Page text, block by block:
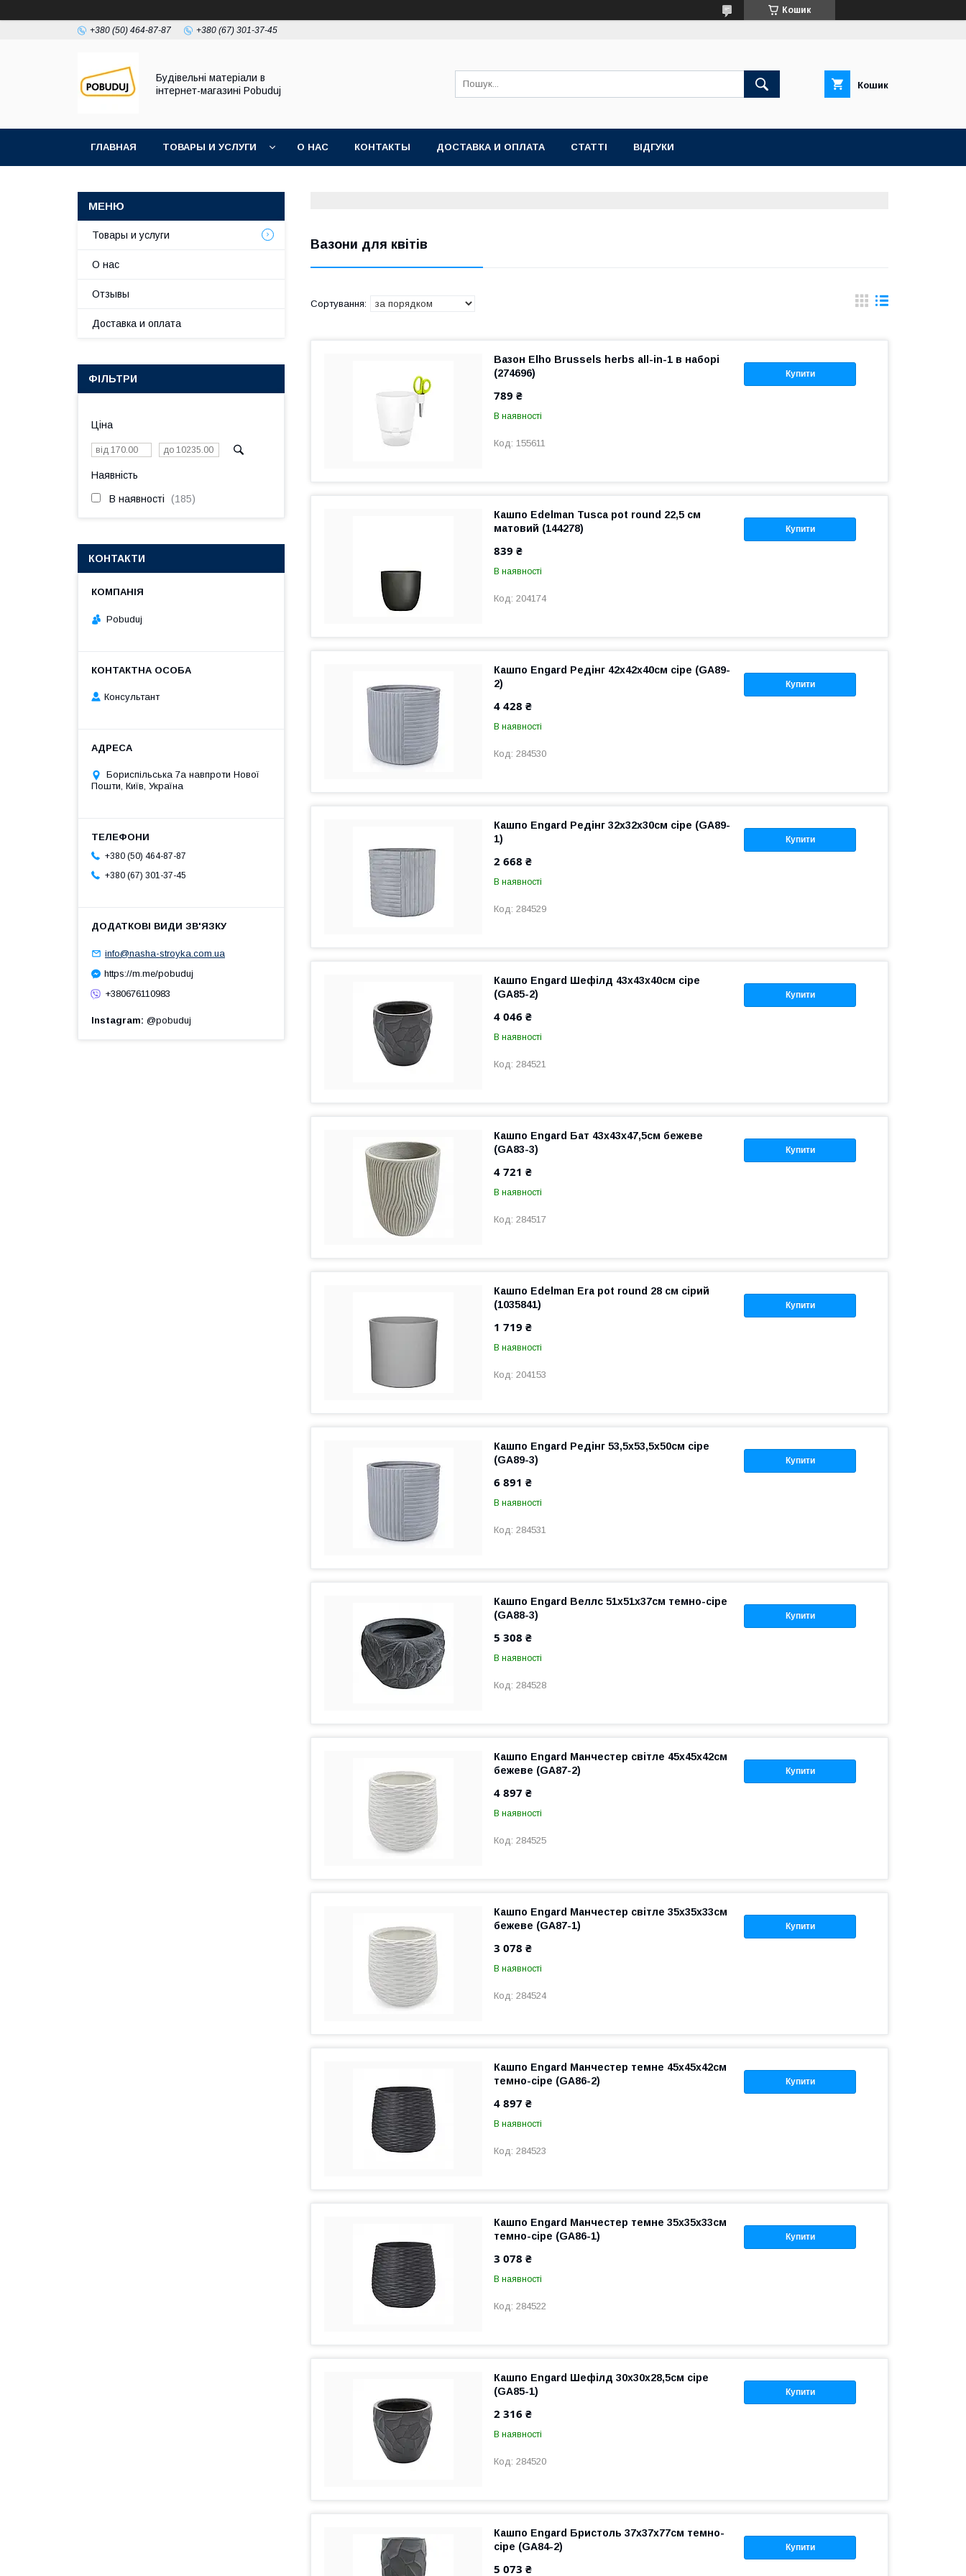
Кошик
+380 (50) 464-87-87 +380 (67) 301-37-45
Будівельні матеріали в
інтернет-магазині Pobuduj
Кошик
ГЛАВНАЯ ТОВАРЫ И УСЛУГИ О НАС КОНТАКТЫ ДОСТАВКА И ОПЛАТА СТАТТІ ВІДГУКИ
Вазони для квітів
Купити
Вазон Elho Brussels herbs all-in-1 в наборі
(274696)
789 ₴
В наявності
155611
Купити
Кашпо Edelman Tusca pot round 22,5 см
матовий (144278)
839 ₴
В наявності
204174
Купити
Кашпо Engard Редінг 42x42x40см сіре (GA89-
2)
4 428 ₴
В наявності
284530
Купити
Кашпо Engard Редінг 32x32x30см сіре (GA89-
1)
2 668 ₴
В наявності
284529
Купити
Кашпо Engard Шефілд 43x43x40см сіре
(GA85-2)
4 046 ₴
В наявності
284521
Купити
Кашпо Engard Бат 43x43x47,5см бежеве
(GA83-3)
4 721 ₴
В наявності
284517
Купити
Кашпо Edelman Era pot round 28 см сірий
(1035841)
1 719 ₴
В наявності
204153
Купити
Кашпо Engard Редінг 53,5x53,5x50см сіре
(GA89-3)
6 891 ₴
В наявності
284531
Купити
Кашпо Engard Веллс 51x51x37см темно-сіре
(GA88-3)
5 308 ₴
В наявності
284528
Купити
Кашпо Engard Манчестер світле 45x45x42см
бежеве (GA87-2)
4 897 ₴
В наявності
284525
Купити
Кашпо Engard Манчестер світле 35x35x33см
бежеве (GA87-1)
3 078 ₴
В наявності
284524
Купити
Кашпо Engard Манчестер темне 45x45x42см
темно-сіре (GA86-2)
4 897 ₴
В наявності
284523
Купити
Кашпо Engard Манчестер темне 35x35x33см
темно-сіре (GA86-1)
3 078 ₴
В наявності
284522
Купити
Кашпо Engard Шефілд 30x30x28,5см сіре
(GA85-1)
2 316 ₴
В наявності
284520
Купити
Кашпо Engard Бристоль 37x37x77см темно-
сіре (GA84-2)
5 073 ₴
Товары и услуги
О нас
Отзывы
Доставка и оплата
ФІЛЬТРИ
Ціна
Наявність
В наявності 185
КОНТАКТИ
Pobuduj
Консультант
Бориспільська 7а навпроти Нової
Пошти, Київ, Україна
+380 (50) 464-87-87
+380 (67) 301-37-45
info@nasha-stroyka.com.ua
https://m.me/pobuduj
+380676110983
Instagram @pobuduj